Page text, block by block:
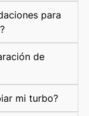
para
de
mi turbo?